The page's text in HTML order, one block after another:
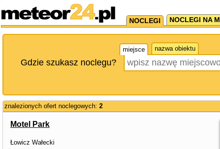
NOCLEGI NOCLEGI NA
miejsce nazwa obiektu
Gdzie szukasz noclegu?
znalezionych ofert noclegowych: 2
Motel Park
Łowicz Wałecki